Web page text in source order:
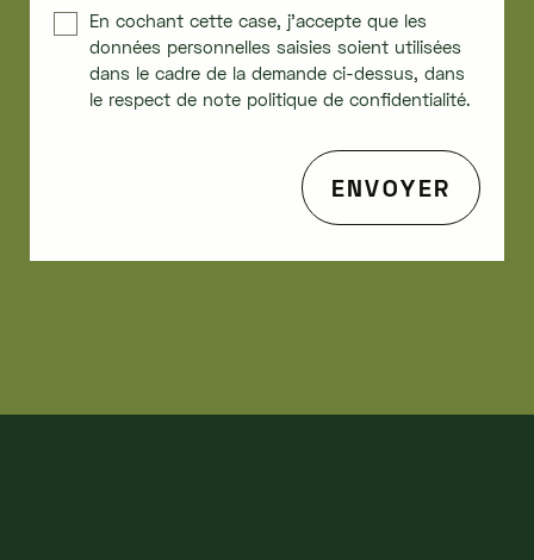
En cochant cette case, j'accepte que les
données personnelles saisies soient utilisées
dans le cadre de la demande ci-dessus, dans
le respect de note politique de confidentialité.